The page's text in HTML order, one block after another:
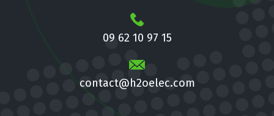
09 62 10 97 15
contact@h2oelec.com